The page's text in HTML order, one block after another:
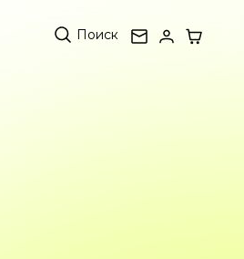
Поиск